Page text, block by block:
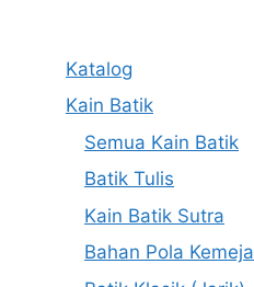
Katalog
Kain Batik
Semua Kain Batik
Batik Tulis
Kain Batik Sutra
Bahan Pola Kemeja